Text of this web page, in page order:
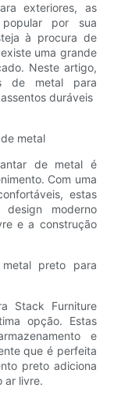
exteriores, as
por sua
à procura de
uma grande
Neste artigo,
de metal para
duráveis
metal
de metal é
Com uma
estas
moderno
e a construção
preto para
Stack Furniture
opção. Estas
e
que é perfeita
preto adiciona
ar livre.